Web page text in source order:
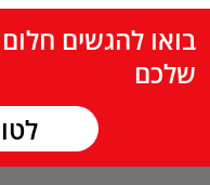
בואו להגשים
שלכם